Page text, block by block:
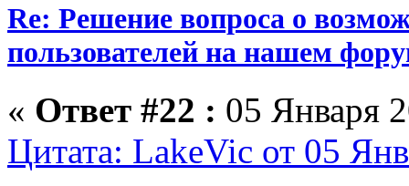
Re: Решение вопроса о
пользователей на нашем
« Ответ #22 : 05 Января
Цитата: LakeVic от 05